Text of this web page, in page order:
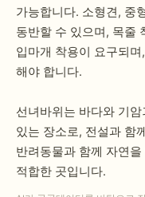
가능합니다. 소형견, 중
동반할 수 있으며, 목줄
입마개 착용이 요구되
해야 합니다.
선녀바위는 바다와 기
있는 장소로, 전설과 함
반려동물과 함께 자연
적합한 곳입니다.